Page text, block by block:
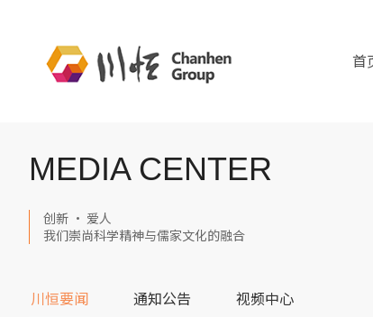
首
MEDIA CENTER
创新 · 爱人
我们崇尚科学精神与儒家文化的融合
川恒要闻 通知公告 视频中心